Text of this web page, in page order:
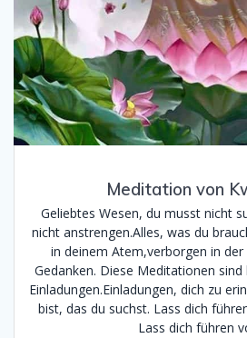
Meditation von
Geliebtes Wesen, du musst nicht
nicht anstrengen.Alles, was du
in deinem Atem,verborgen in der
Gedanken. Diese Meditationen sind
Einladungen.Einladungen, dich zu
bist, das du suchst. Lass dich
Lass dich führen